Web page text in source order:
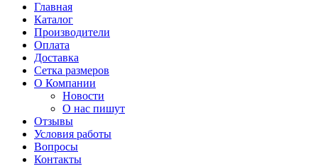
Главная
Каталог
Производители
Оплата
Доставка
Сетка размеров
О Компании
Новости
О нас пишут
Отзывы
Условия работы
Вопросы
Контакты